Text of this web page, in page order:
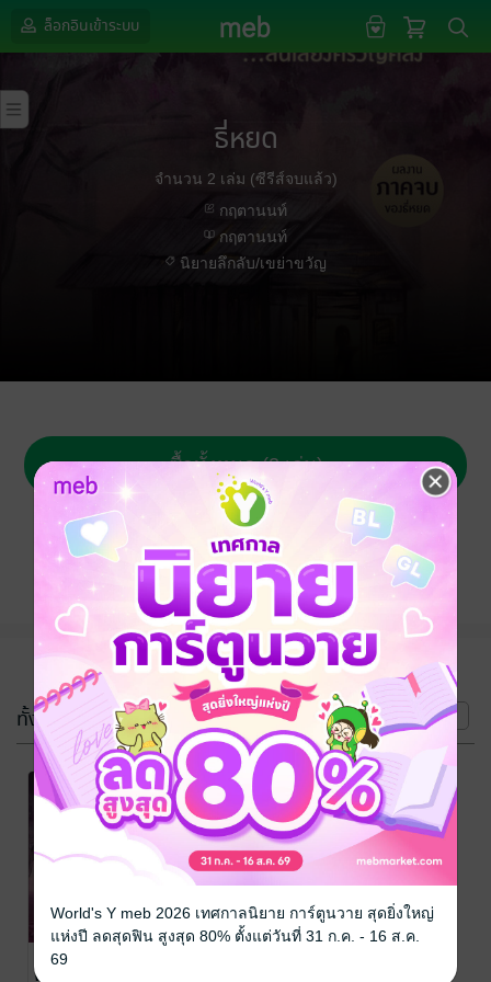
ล็อกอินเข้าระบบ
ธี่หยด
จำนวน 2 เล่ม (ซีรีส์จบแล้ว)
กฤตานนท์
กฤตานนท์
นิยายลึกลับ/เขย่าขวัญ
ซื้อทั้งหมด (2 เล่ม)
ติดตาม แชร์
ทั้งหมด (2 เล่ม) หน้าที่ 1
-31%
ธี่หยด...สิ้นเสียง
ครวญคลั่ง
World's Y meb 2026 เทศกาลนิยาย การ์ตูนวาย สุดยิ่งใหญ่
แห่งปี ลดสุดฟิน สูงสุด 80% ตั้งแต่วันที่ 31 ก.ค. - 16 ส.ค.
69